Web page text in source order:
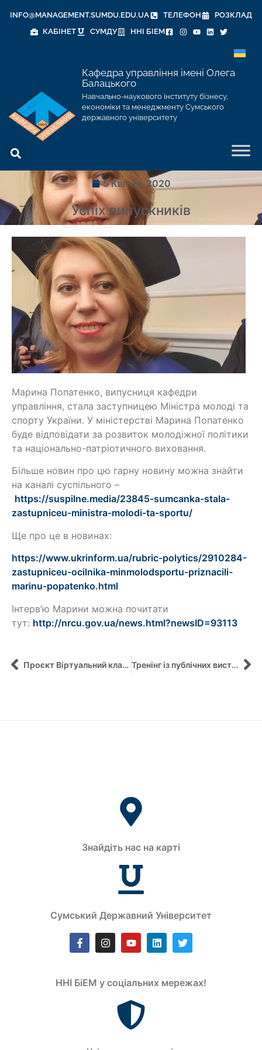
INFO@MANAGEMENT.SUMDU.EDU.UA ТЕЛЕФОН
РОЗКЛАД
КАБІНЕТ
СУМДУ ННІ БІЕМ
Кафедра управління імені Олега
Балацького
Навчально-наукового інституту бізнесу,
економіки та менеджменту Сумського
державного університету
5 Квітня, 2020
Успіх випускників
Марина Попатенко, випусниця кафедри
управління, стала заступницею Міністра молоді та
спорту України. У міністерстві Марина Попатенко
буде відповідати за розвиток молодіжної політики
та національно-патріотичного виховання.
Більше новин про цю гарну новину можна знайти
на каналі суспільного –
https://suspilne.media/23845-sumcanka-stala-
zastupniceu-ministra-molodi-ta-sportu/
Ще про це в новинах:
https://www.ukrinform.ua/rubric-polytics/2910284-
zastupniceu-ocilnika-minmolodsportu-priznacili-
marinu-popatenko.html
Інтерв’ю Марини можна почитати
тут: http://nrcu.gov.ua/news.html?newsID=93113
Проєкт Віртуальний клас продовжується! Тренінг із публічних виступів – онлайн !
Знайдіть нас на карті
Сумський Державний Університет
ННІ БіЕМ у соціальних мережах!